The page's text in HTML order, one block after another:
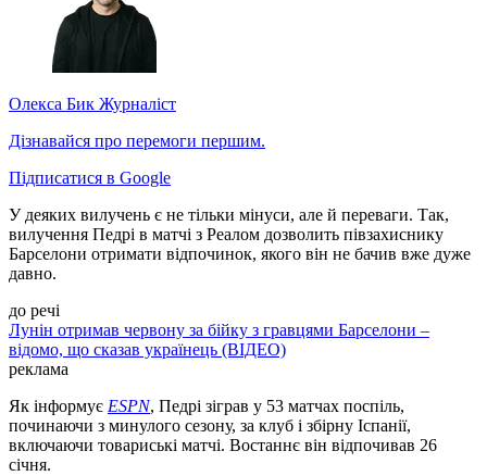
Олекса Бик Журналіст
Дізнавайся про перемоги першим.
Підписатися в Google
У деяких вилучень є не тільки мінуси, але й переваги. Так,
вилучення Педрі в матчі з Реалом дозволить півзахиснику
Барселони отримати відпочинок, якого він не бачив вже дуже
давно.
до речі
Лунін отримав червону за бійку з гравцями Барселони –
відомо, що сказав українець (ВІДЕО)
реклама
Як інформує ESPN, Педрі зіграв у 53 матчах поспіль,
починаючи з минулого сезону, за клуб і збірну Іспанії,
включаючи товариські матчі. Востаннє він відпочивав 26
січня.